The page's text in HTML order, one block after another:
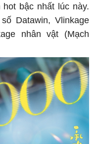
bậc nhất lúc này.
Datawin, Vlinkage
nhân vật (Mạch